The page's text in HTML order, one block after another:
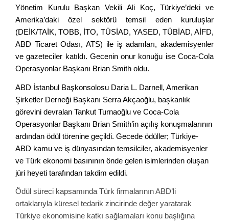
Yönetim Kurulu Başkan Vekili Ali Koç, Türkiye’deki ve
Amerika’daki özel sektörü temsil eden kuruluşlar
(DEİK/TAİK, TOBB, İTO, TÜSİAD, YASED, TÜBİAD, AİFD,
ABD Ticaret Odası, ATS) ile iş adamları, akademisyenler
ve gazeteciler katıldı. Geceninonur konuğu iseCoca-Cola
Operasyonlar Başkanı Brian Smith oldu.
ABD İstanbul Başkonsolosu Daria L. Darnell, Amerikan
Şirketler Derneği Başkanı Serra Akçaoğlu, başkanlık
görevini devralan Tankut Turnaoğlu ve Coca-Cola
Operasyonlar Başkanı Brian Smith’in açılış konuşmalarının
ardından ödül törenine geçildi. Gecede ödüller; Türkiye-
ABD kamu ve iş dünyasından temsilciler, akademisyenler
ve Türk ekonomi basınının önde gelen isimlerinden oluşan
jüri heyeti tarafından takdim edildi.
Ödül süreci kapsamında Türk firmalarının ABD’li
ortaklarıyla küresel tedarik zincirinde değer yaratarak
Türkiye ekonomisine katkı sağlamaları konu başlığına